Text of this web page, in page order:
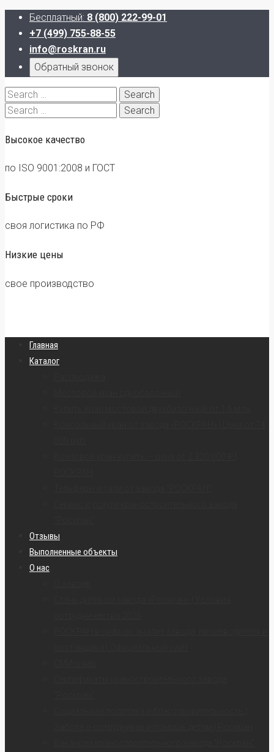
Бесплатный: 8 (800) 222-99-01
+7 (499) 755-88-55
info@roskran.ru
Обратный звонок
Search
for:
Search
Высокое качество
по ISO 9001:2008 и ГОСТ
Быстрые сроки
своя логистика по РФ
Низкие цены
свое производство
Главная
Каталог
Отзывы
Выполненные объекты
О нас